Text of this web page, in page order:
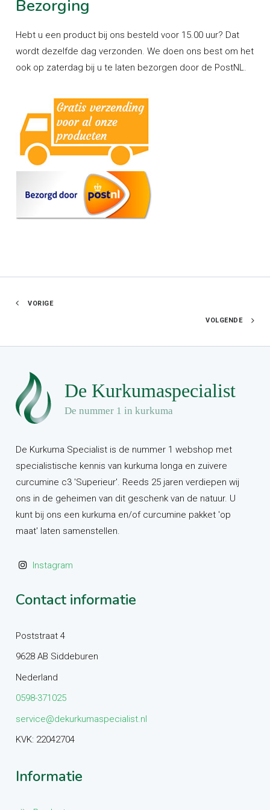
Bezorging
Hebt u een product bij ons besteld voor 15.00 uur? Dat
wordt dezelfde dag verzonden. We doen ons best om het
ook op zaterdag bij u te laten bezorgen door de PostNL.
VORIGE
VOLGENDE
De Kurkuma Specialist is de nummer 1 webshop met
specialistische kennis van kurkuma longa en zuivere
curcumine c3 'Superieur'. Reeds 25 jaren verdiepen wij
ons in de geheimen van dit geschenk van de natuur. U
kunt bij ons een kurkuma en/of curcumine pakket 'op
maat' laten samenstellen.
Instagram
Contact informatie
Poststraat 4
9628 AB Siddeburen
Nederland
0598-371025
service@dekurkumaspecialist.nl
KVK: 22042704
Informatie